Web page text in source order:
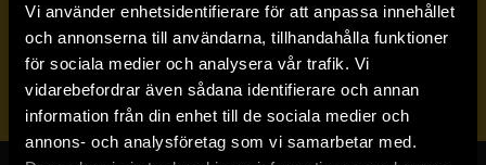
Vi använder enhetsidentifierare för att anpassa innehållet
och annonserna till användarna, tillhandahålla funktioner
för sociala medier och analysera vår trafik. Vi
vidarebefordrar även sådana identifierare och annan
information från din enhet till de sociala medier och
annons- och analysföretag som vi samarbetar med.
Veckobrevet